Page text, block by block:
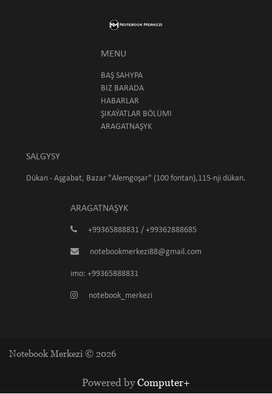
MENU
BAŞ SAHYPA
BIZ BARADA
HABARLAR
ŞIKAÝATLAR BÖLÜMI
ARAGATNAŞYK
SALGYSY
Dükan - Aşgabat, Bazar "Alemgoşar" (100 fontan),115-nji dükan.
ARAGATNAŞYK
+99365888831 / +99362888685
notebookmerkezi88@gmail.com
imo: +99365888831
notebook_merkezi
Notebook Merkezi © 2026
Powered byComputer+